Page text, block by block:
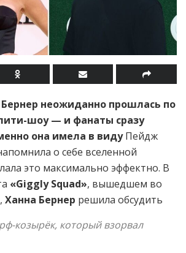
неожиданно прошлась по
шоу — и фанаты сразу
она имела в видуПейдж
о себе вселенной
это максимально эффектно. В
«Giggly Squad», вышедшем во
Ханна Бернер решила обсудить
козырёк, который взорвал